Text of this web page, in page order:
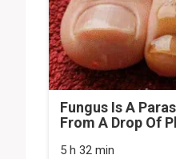
Fungus Is A
From A Drop Of
5 h 32 min